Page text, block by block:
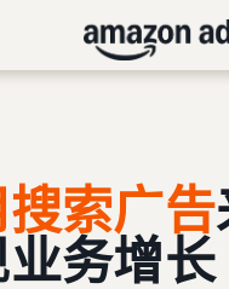
索广告
务增长